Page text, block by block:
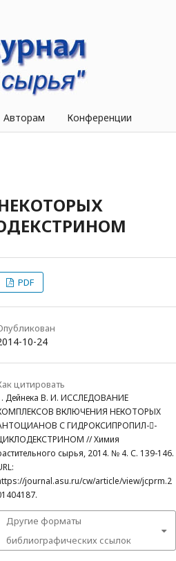
Авторам Конференции
PDF
10-24
цитировать
Дейнека В. И. ИССЛЕДОВАНИЕ
ВКЛЮЧЕНИЯ НЕКОТОРЫХ
С ГИДРОКСИПРОПИЛ--
// Химия
сырья, 2014. № 4. С. 139-146.
journal.asu.ru/cw/article/view/jcprm.2
Другие форматы
библиографических ссылок